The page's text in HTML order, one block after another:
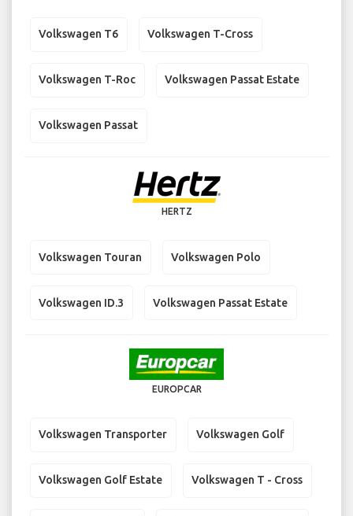
Volkswagen T6 Volkswagen T-Cross
Volkswagen T-Roc Volkswagen Passat Estate
Volkswagen Passat
HERTZ
Volkswagen Touran Volkswagen Polo
Volkswagen ID.3 Volkswagen Passat Estate
EUROPCAR
Volkswagen Transporter Volkswagen Golf
Volkswagen Golf Estate Volkswagen T - Cross